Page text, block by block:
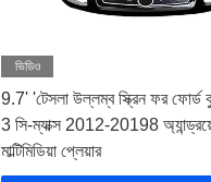
ভিডিও
9.7' 'টেসলা উল্লম্ব স্ক্রিন ফর
3 সি-ম্যাক্স 2012-20198
মাল্টিমিডিয়া প্লেয়ার